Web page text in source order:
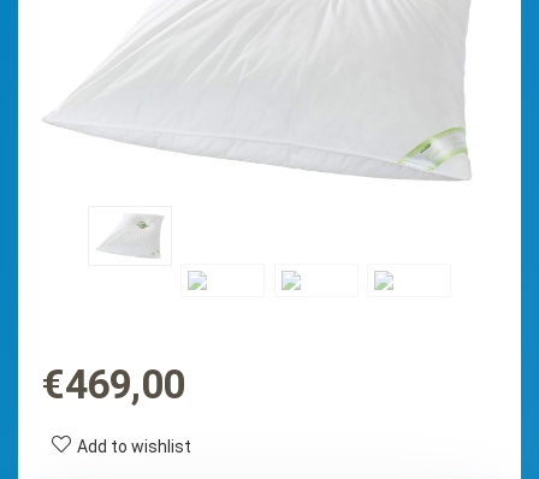
€469,00
Add to wishlist